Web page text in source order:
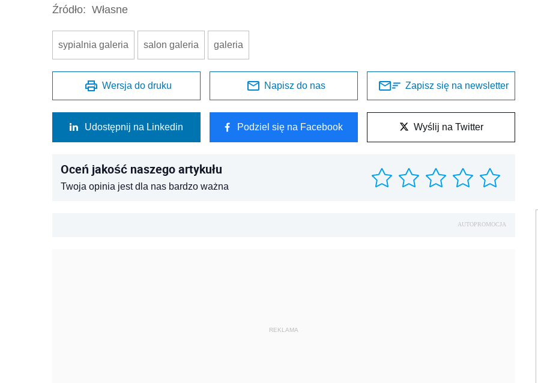
Źródło: Własne
sypialnia galeria salon galeria galeria
Wersja do druku Napisz do nas Zapisz się na newsletter
Udostępnij na Linkedin Podziel się na Facebook Wyślij na Twitter
Oceń jakość naszego artykułu
Twoja opinia jest dla nas bardzo ważna
AUTOPROMOCJA
REKLAMA